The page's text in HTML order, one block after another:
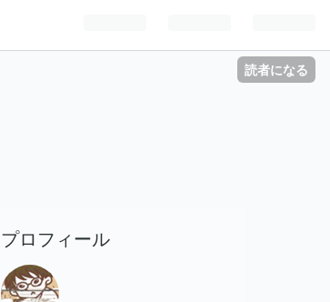
読者になる
プロフィール